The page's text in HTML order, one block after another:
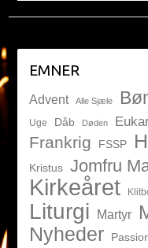
EMNER
Advent Alle Sjæle
Uge
Dåb Døden
Frankrig FSSP
Kristus Jomfru
Kirkeåret
Liturgi Martyr
Nyheder